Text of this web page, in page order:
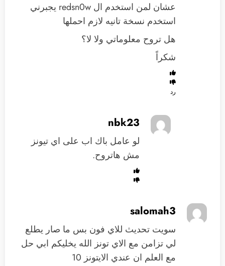
عشان لمن استخدم ال redsn0w يجبرني
استخدم نسخة تانيه لازم احملها
هل تروح معلوماتي ولا لا؟
شكراً
رد
nbk23
لو عامل باك اب على اي تيونز
مش هاتروح.
salomah3
سويت تحديث للاي فون بس ما صار يطلع
لي تزامن مع الاي تونز الله يخليكم ابي حل
مع العلم ان عندي الايتونز 10